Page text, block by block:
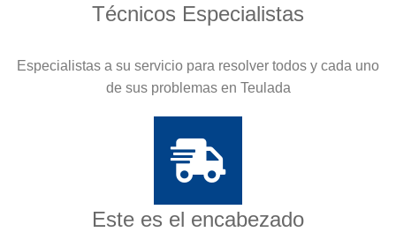
Técnicos Especialistas
Especialistas a su servicio para resolver todos y cada uno
de sus problemas en Teulada
Este es el encabezado